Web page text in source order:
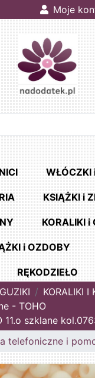
Moje
WŁÓCZKI
KSIĄŻKI i
KORALIKI i
i OZDOBY
RĘKODZIEŁO
KORALIKI I
- TOHO
11.o szklane
telefoniczne i